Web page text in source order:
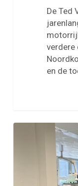
De Ted
verdere
en de
Bedrijfsbezoek